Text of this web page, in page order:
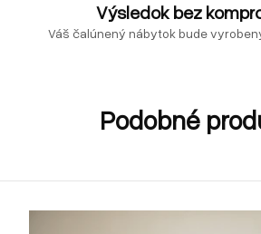
Výsledok bez
Váš čalúnený nábytok bude
Podobné